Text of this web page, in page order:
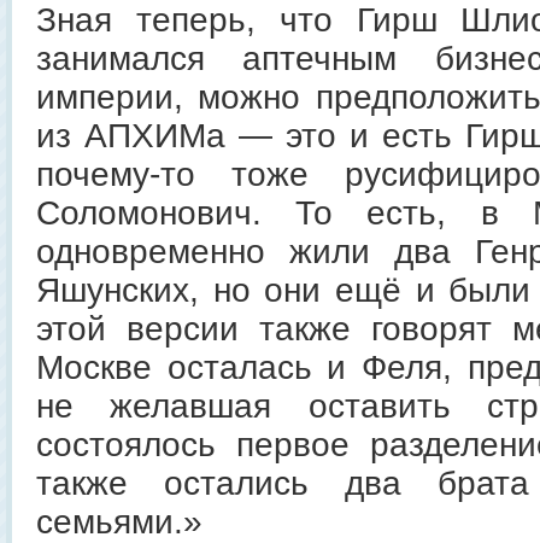
Зная теперь, что Гирш
занимался аптечным
империи, можно
из АПХИМа — это и есть
почему-то тоже
Соломонович. То есть, в
одновременно жили два
Яшунских, но они ещё и были
этой версии также говорят
Москве осталась и Феля,
не желавшая оставить
состоялось первое
также остались два
семьями.»